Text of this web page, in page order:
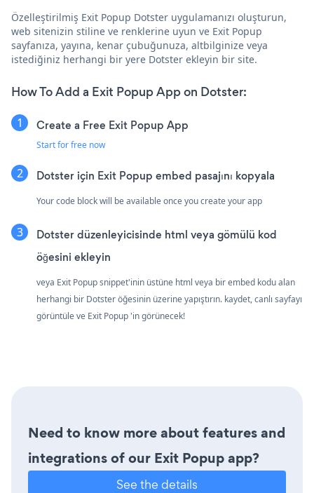
Özelleştirilmiş Exit Popup Dotster uygulamanızı oluşturun,
web sitenizin stiline ve renklerine uyun ve Exit Popup
sayfanıza, yayına, kenar çubuğunuza, altbilginize veya
istediğiniz herhangi bir yere Dotster ekleyin bir site.
How To Add a Exit Popup App on Dotster:
Create a Free Exit Popup App
Start for free now
Dotster için Exit Popup embed pasajını kopyala
Your code block will be available once you create your app
Dotster düzenleyicisinde html veya gömülü kod
öğesini ekleyin
veya Exit Popup snippet'inin üstüne html veya bir embed kodu alan
herhangi bir Dotster öğesinin üzerine yapıştırın. kaydet, canlı sayfayı
görüntüle ve Exit Popup 'in görünecek!
Need to know more about features and
integrations of our Exit Popup app?
See the details